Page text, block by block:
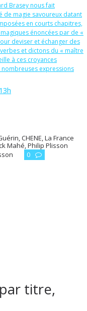
Brasey nous fait
de magie savoureux datant
en courts chapitres,
énoncées par de «
deviser et échanger des
et dictons du « maître
à ces croyances
expressions
,CHENE ,La France
Mahé Philip Plisson
0
titre,